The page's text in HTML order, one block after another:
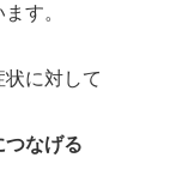
す。
に対して
つなげる